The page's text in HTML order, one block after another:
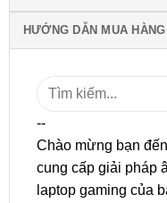
HƯỚNG DẪN MUA HÀNG
Tìm
--
Chào mừng bạn
cung cấp giải pháp
laptop gaming của